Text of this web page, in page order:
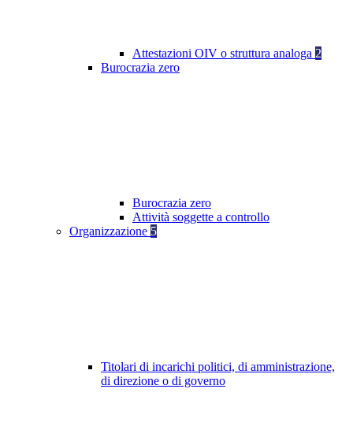
Attestazioni OIV o struttura analoga 2
Burocrazia zero
Burocrazia zero
Attività soggette a controllo
Organizzazione 5
Titolari di incarichi politici, di amministrazione,
di direzione o di governo